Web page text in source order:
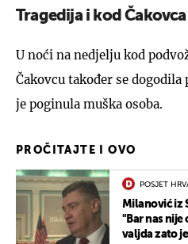
Tragedija i kod Čakovca
U noći na nedjelju kod
Čakovcu također se
je poginula muška osoba.
PROČITAJTE I OVO
POSJET
Milanović iz
"Bar nas nije
valjda zato